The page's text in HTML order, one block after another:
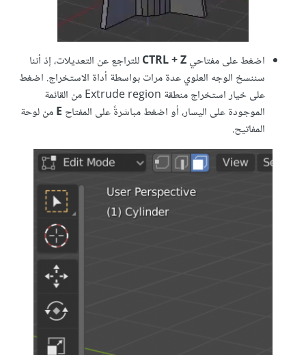
اضغط على مفتاحيCTRL + Zللتراجع عن التعديلات، إذ أننا
سننسخ الوجه العلوي عدة مرات بواسطة أداة الاستخراج. اضغط
على خيار استخراج منطقة Extrude region من القائمة
الموجودة على اليسار، أو اضغط مباشرةً على المفتاح Eمن لوحة
المفاتيح.